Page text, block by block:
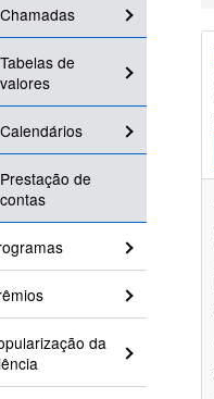
Chamadas
Tabelas de
valores
Calendários
Prestação de
contas
da